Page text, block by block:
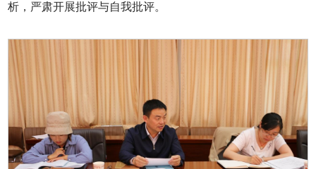
析，严肃开展批评与自我批评。